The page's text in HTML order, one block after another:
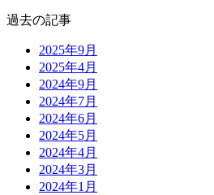
過去の記事
2025年9月
2025年4月
2024年9月
2024年7月
2024年6月
2024年5月
2024年4月
2024年3月
2024年1月